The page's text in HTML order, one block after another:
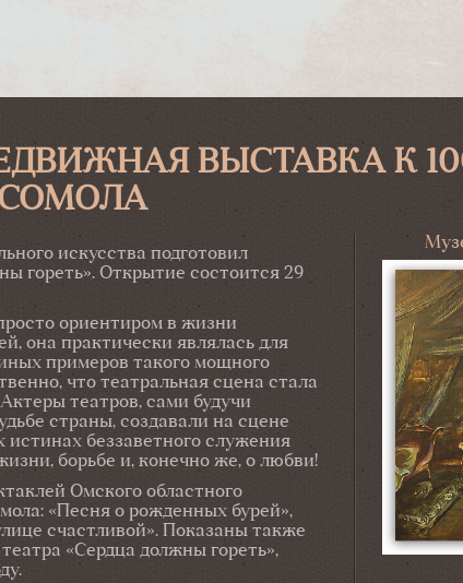
ВЫСТАВКА К
искусства подготовил
гореть». Открытие состоится 29
ориентиром в жизни
она практически являлась для
примеров такого мощного
что театральная сцена стала
театров, сами будучи
страны, создавали на сцене
истинах беззаветного служения
борьбе и, конечно же, о любви!
Омского областного
«Песня о рожденных бурей»,
счастливой». Показаны также
«Сердца должны гореть»,